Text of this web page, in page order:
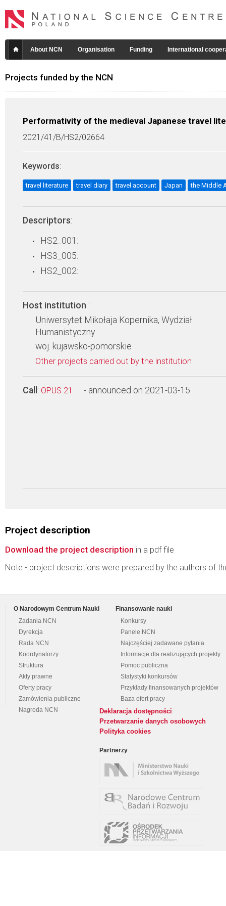
About NCN Organisation Funding International
Projects funded by the NCN
Performativity of the medieval Japanese travel
2021/41/B/HS2/02664
Keywords:
travel literature travel diary travel account Japan the Middle
Descriptors:
HS2_001:
HS3_005:
HS2_002:
Host institution :
Uniwersytet Mikołaja Kopernika, Wydział
Humanistyczny
woj. kujawsko-pomorskie
Other projects carried out by the institution
Call : OPUS 21 - announced on 2021-03-15
Project description
Download the project description in a pdf file
Note - project descriptions were prepared by the authors of
O Narodowym Centrum Nauki
Zadania NCN
Dyrekcja
Rada NCN
Koordynatorzy
Struktura
Akty prawne
Oferty pracy
Zamówienia publiczne
Nagroda NCN
Finansowanie nauki
Konkursy
Panele NCN
Najczęściej zadawane pytania
Informacje dla realizujących projekty
Pomoc publiczna
Statystyki konkursów
Przykłady finansowanych projektów
Baza ofert pracy
Deklaracja dostępności
Przetwarzanie danych osobowych
Polityka cookies
Partnerzy